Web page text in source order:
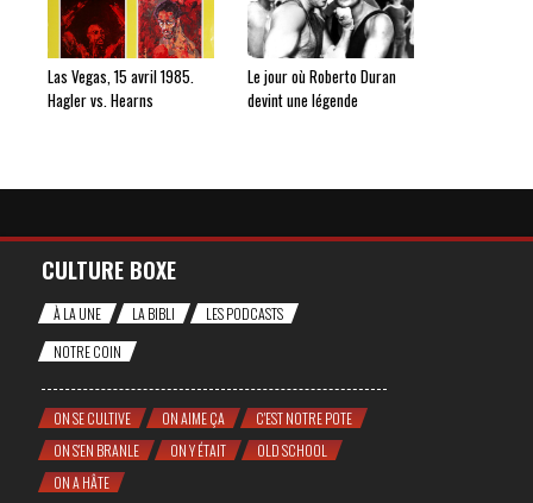
Las Vegas, 15 avril 1985.
Hagler vs. Hearns
Le jour où Roberto Duran
devint une légende
CULTURE BOXE
À LA UNE LA BIBLI
LES PODCASTS
NOTRE COIN
ON SE CULTIVE ON AIME ÇA
C'EST NOTRE POTE
ON S'EN BRANLE
ON Y ÉTAIT
OLD SCHOOL
ON A HÂTE